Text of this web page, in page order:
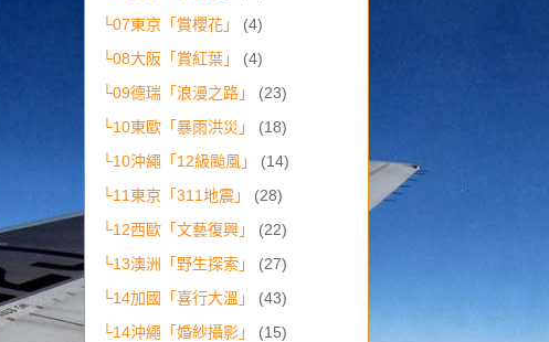
└07東京「賞櫻花」
(4)
└08大阪「賞紅葉」
(4)
└09德瑞「浪漫之路」
(23)
└10東歐「暴雨洪災」
(18)
└10沖繩「12級颱風」
(14)
└11東京「311地震」
(28)
└12西歐「文藝復興」
(22)
└13澳洲「野生探索」
(27)
└14加國「喜行大溫」
(43)
└14沖繩「婚紗攝影」
(15)